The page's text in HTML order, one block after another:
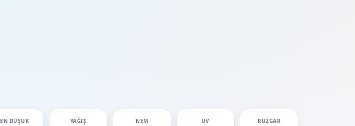
EN DÜŞÜK YAĞIŞ NEM UV RÜZGAR